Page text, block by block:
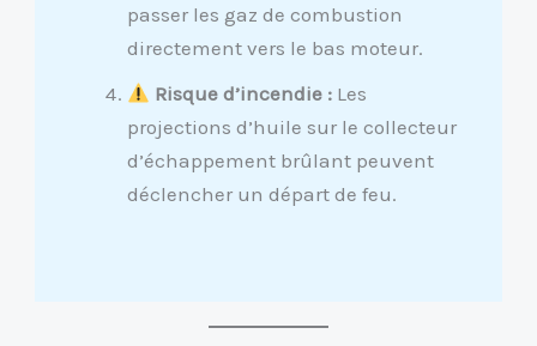
passer les gaz de combustion
directement vers le bas moteur.
Risque d’incendie : Les
projections d’huile sur le collecteur
d’échappement brûlant peuvent
déclencher un départ de feu.